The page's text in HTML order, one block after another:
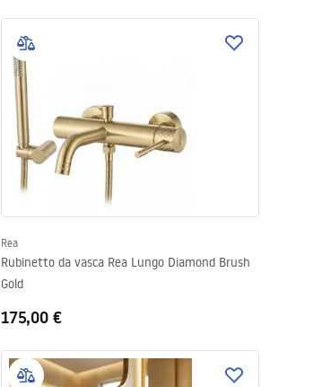
Rea
Rubinetto da vasca Rea Lungo Diamond Brush
Gold
175,00 €